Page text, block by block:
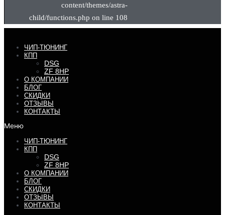
content/themes/astra-
child/functions.php on line 108
ЧИП-ТЮНИНГ
КПП
DSG
ZF 8HP
О КОМПАНИИ
БЛОГ
СКИДКИ
ОТЗЫВЫ
КОНТАКТЫ
Меню
ЧИП-ТЮНИНГ
КПП
DSG
ZF 8HP
О КОМПАНИИ
БЛОГ
СКИДКИ
ОТЗЫВЫ
КОНТАКТЫ